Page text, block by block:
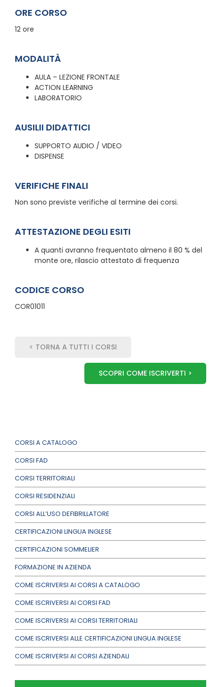
CORSI A CATALOGO
CORSI FAD
CORSI TERRITORIALI
CORSI RESIDENZIALI
CORSI ALL’USO DEFIBRILLATORE
CERTIFICAZIONI LINGUA INGLESE
CERTIFICAZIONI SOMMELIER
FORMAZIONE IN AZIENDA
COME ISCRIVERSI AI CORSI A CATALOGO
COME ISCRIVERSI AI CORSI FAD
COME ISCRIVERSI AI CORSI TERRITORIALI
COME ISCRIVERSI ALLE CERTIFICAZIONI LINGUA INGLESE
COME ISCRIVERSI AI CORSI AZIENDALI
ORE CORSO
12 ore
MODALITÀ
AULA – LEZIONE FRONTALE
ACTION LEARNING
LABORATORIO
AUSILII DIDATTICI
SUPPORTO AUDIO / VIDEO
DISPENSE
VERIFICHE FINALI
Non sono previste verifiche al termine dei corsi.
ATTESTAZIONE DEGLI ESITI
A quanti avranno frequentato almeno il 80 % del
monte ore, rilascio attestato di frequenza
CODICE CORSO
COR01011
< TORNA A TUTTI I CORSI
SCOPRI COME ISCRIVERTI >